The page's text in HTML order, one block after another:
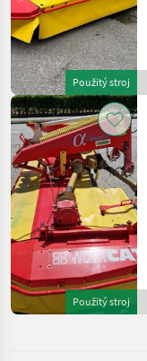
Použitý stroj
Použitý stroj